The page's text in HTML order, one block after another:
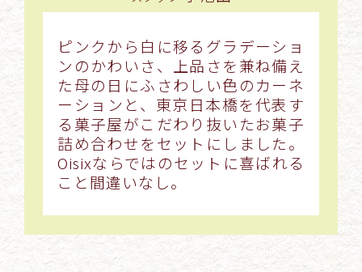
ピンクから白に移るグラデーショ
ンのかわいさ、上品さを兼ね備え
た母の日にふさわしい色のカーネ
ーションと、東京日本橋を代表す
る菓子屋がこだわり抜いたお菓子
詰め合わせをセットにしました。
Oisixならではのセットに喜ばれる
こと間違いなし。